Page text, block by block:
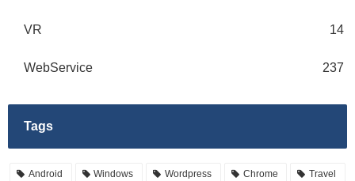
VR 14
WebService 237
Tags
Android Windows Wordpress Chrome Travel